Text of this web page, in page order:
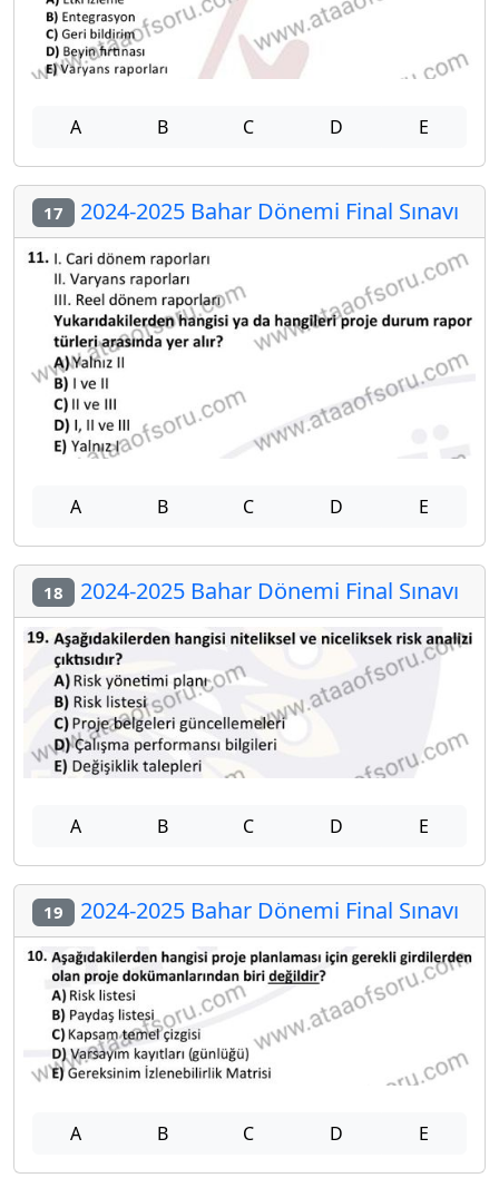
A B C D E
17 2024-2025 Bahar Dönemi Final Sınavı
A B C D E
18 2024-2025 Bahar Dönemi Final Sınavı
A B C D E
19 2024-2025 Bahar Dönemi Final Sınavı
A B C D E